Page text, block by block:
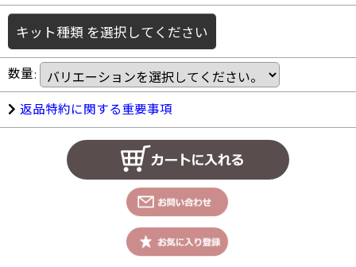
キット種類 を選択してください
数量:
返品特約に関する重要事項